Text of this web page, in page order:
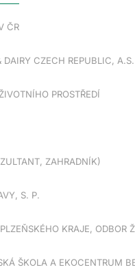
ČR
DAIRY CZECH REPUBLIC, A.S.
PROSTŘEDÍ
ZAHRADNÍK)
S. P.
KRAJE, ODBOR
ŠKOLA A EKOCENTRUM